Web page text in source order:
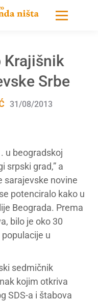
Krajišnik
Srbe
31/08/2013
u beogradskoj
srpski grad,” a
sarajevske novine
potenciralo kako u
Beograda. Prema
bilo je oko 30
u
sedmičnik
kojim otkriva
SDS-a i štabova